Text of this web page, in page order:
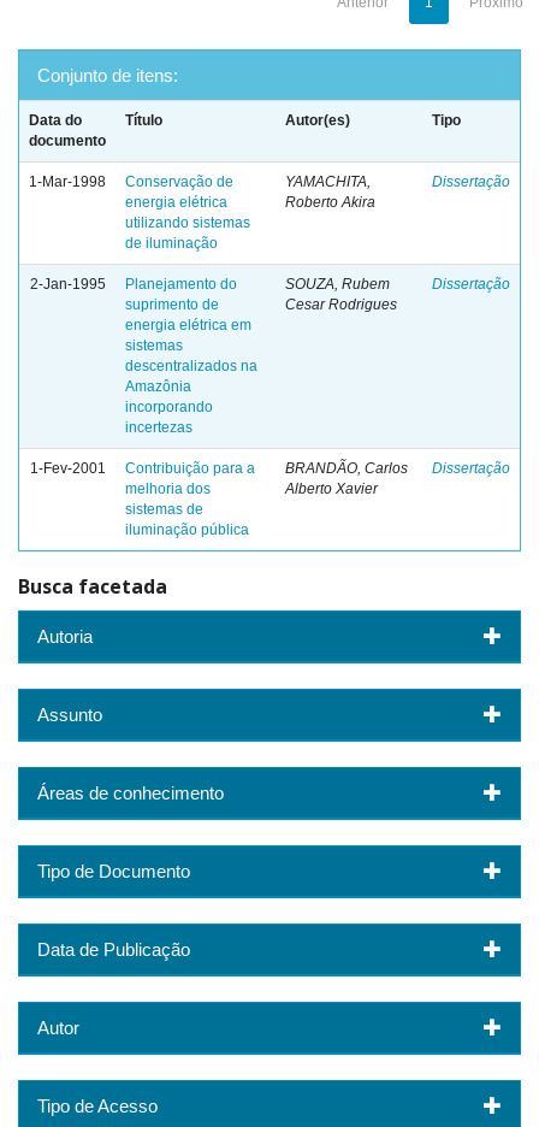
Conjunto de itens:
Data do
documento
Título Autor(es) Tipo
1-Mar-1998
Conservação de
energia elétrica
utilizando sistemas
de iluminação
YAMACHITA,
Roberto Akira
Dissertação
2-Jan-1995
Planejamento do
suprimento de
energia elétrica em
sistemas
descentralizados na
Amazônia
incorporando
incertezas
SOUZA, Rubem
Cesar Rodrigues
Dissertação
1-Fev-2001
Contribuição para a
melhoria dos
sistemas de
iluminação pública
BRANDÃO, Carlos
Alberto Xavier
Dissertação
Busca facetada
Autoria
Assunto
Áreas de conhecimento
Tipo de Documento
Data de Publicação
Autor
Tipo de Acesso